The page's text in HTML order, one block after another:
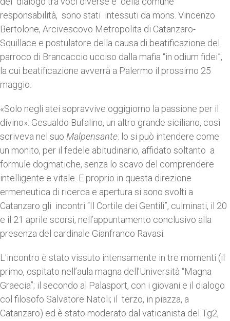
responsabilità, sono stati intessuti da mons. Vincenzo
Bertolone, Arcivescovo Metropolita di Catanzaro-
Squillace e postulatore della causa di beatificazione del
parroco di Brancaccio ucciso dalla mafia “in odium fidei”,
la cui beatificazione avverrà a Palermo il prossimo 25
maggio.
«Solo negli atei sopravvive oggigiorno la passione per il
divino»: Gesualdo Bufalino, un altro grande siciliano, così
scriveva nel suo Malpensante: lo si può intendere come
un monito, per il fedele abitudinario, affidato soltanto a
formule dogmatiche, senza lo scavo del comprendere
intelligente e vitale. E proprio in questa direzione
ermeneutica di ricerca e apertura si sono svolti a
Catanzaro gli incontri “Il Cortile dei Gentili”, culminati, il 20
e il 21 aprile scorsi, nell’appuntamento conclusivo alla
presenza del cardinale Gianfranco Ravasi.
L'incontro è stato vissuto intensamente in tre momenti (il
primo, ospitato nell’aula magna dell’Università “Magna
Graecia”; il secondo al Palasport, con i giovani e il dialogo
col filosofo Salvatore Natoli; il terzo, in piazza, a
Catanzaro) ed è stato moderato dal vaticanista del Tg2,